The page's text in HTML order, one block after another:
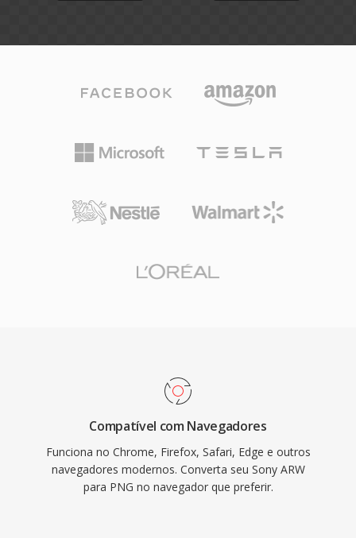
Compatível com Navegadores
Funciona no Chrome, Firefox, Safari, Edge e outros
navegadores modernos. Converta seu Sony ARW
para PNG no navegador que preferir.